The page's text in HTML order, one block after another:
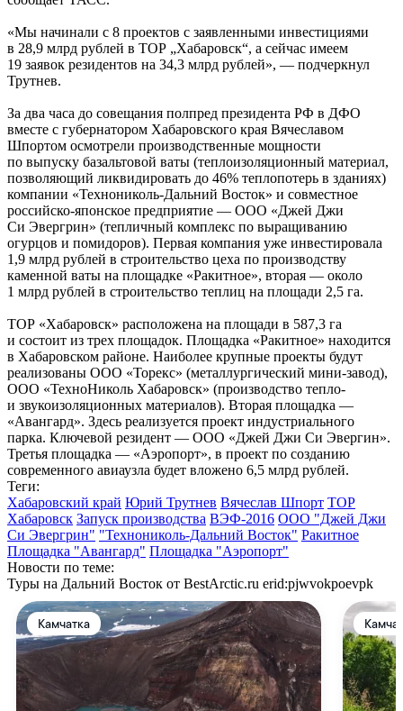
«Мы начинали с 8 проектов с заявленными инвестициями
в 28,9 млрд рублей в ТОР „Хабаровск“, а сейчас имеем
19 заявок резидентов на 34,3 млрд рублей», — подчеркнул
Трутнев.
За два часа до совещания полпред президента РФ в ДФО
вместе с губернатором Хабаровского края Вячеславом
Шпортом осмотрели производственные мощности
по выпуску базальтовой ваты (теплоизоляционный материал,
позволяющий ликвидировать до 46% теплопотерь в зданиях)
компании «Технониколь-Дальний Восток» и совместное
российско-японское предприятие — ООО «Джей Джи
Си Эвергрин» (тепличный комплекс по выращиванию
огурцов и помидоров). Первая компания уже инвестировала
1,9 млрд рублей в строительство цеха по производству
каменной ваты на площадке «Ракитное», вторая — около
1 млрд рублей в строительство теплиц на площади 2,5 га.
ТОР «Хабаровск» расположена на площади в 587,3 га
и состоит из трех площадок. Площадка «Ракитное» находится
в Хабаровском районе. Наиболее крупные проекты будут
реализованы ООО «Торекс» (металлургический мини-завод),
ООО «ТехноНиколь Хабаровск» (производство тепло-
и звукоизоляционных материалов). Вторая площадка —
«Авангард». Здесь реализуется проект индустриального
парка. Ключевой резидент — ООО «Джей Джи Си Эвергин».
Третья площадка — «Аэропорт», в проект по созданию
современного авиаузла будет вложено 6,5 млрд рублей.
Теги:
Хабаровский край Юрий Трутнев Вячеслав Шпорт ТОР
Хабаровск Запуск производства ВЭФ-2016 ООО "Джей Джи
Си Эвергрин" "Технониколь-Дальний Восток" Ракитное
Площадка "Авангард" Площадка "Аэропорт"
Новости по теме:
Туры на Дальний Восток от BestArctic.ru erid:pjwvokpoevpk